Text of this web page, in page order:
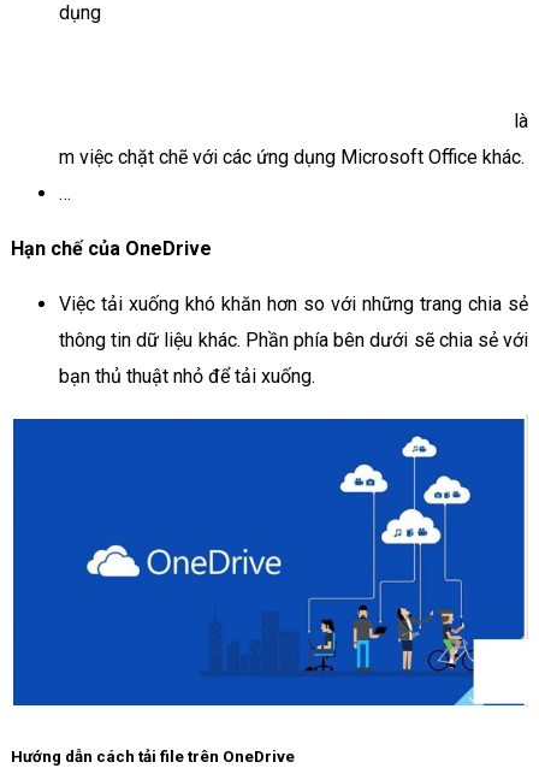
dụng
là
m việc chặt chẽ với các ứng dụng Microsoft Office khác.
…
Hạn chế của OneDrive
Việc tải xuống khó khăn hơn so với những trang chia sẻ
thông tin dữ liệu khác. Phần phía bên dưới sẽ chia sẻ với
bạn thủ thuật nhỏ để tải xuống.
Hướng dẫn cách tải file trên OneDrive